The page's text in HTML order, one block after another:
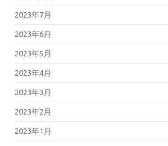
2023年7月
2023年6月
2023年5月
2023年4月
2023年3月
2023年2月
2023年1月